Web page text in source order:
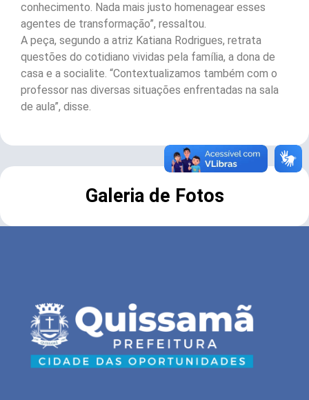
conhecimento. Nada mais justo homenagear esses
agentes de transformação”, ressaltou.
A peça, segundo a atriz Katiana Rodrigues, retrata
questões do cotidiano vividas pela família, a dona de
casa e a socialite. “Contextualizamos também com o
professor nas diversas situações enfrentadas na sala
de aula”, disse.
Galeria de Fotos